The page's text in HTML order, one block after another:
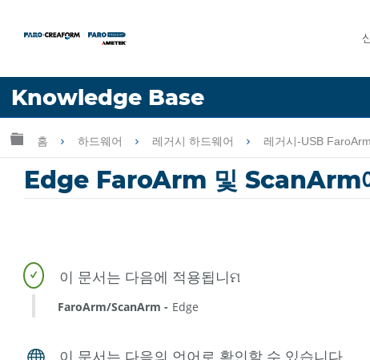
Knowledge Base
언어
글로벌 계층 확장/축소
홈 하드웨어 레거시 하드웨어 레거시-USB
Edge FaroArm 및 ScanArm
FaroArm/ScanArm Edge